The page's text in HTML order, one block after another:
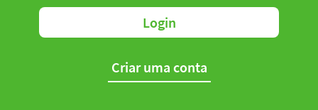
Login
Criar uma conta